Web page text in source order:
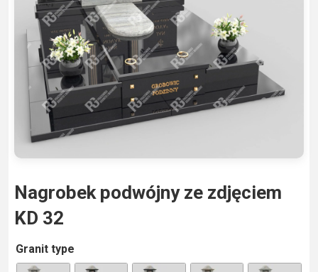
Nagrobek podwójny ze zdjęciem
KD 32
Granit type
A
lt